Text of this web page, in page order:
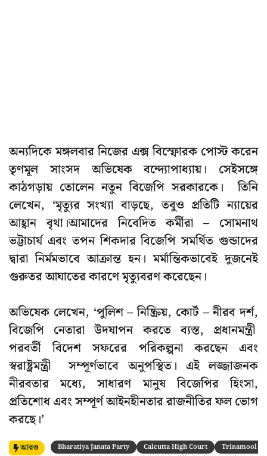
অন্যদিকে মঙ্গলবার নিজের এক্স বিস্ফোরক পোস্ট করেন
তৃণমূল সাংসদ অভিষেক বন্দ্যোপাধ্যায়। সেইসঙ্গে
কাঠগড়ায় তোলেন নতুন বিজেপি সরকারকে। তিনি
লেখেন, ‘মৃত্যুর সংখ্যা বাড়ছে, তবুও প্রতিটি ন্যায়ের
আহ্বান বৃথা।আমাদের নিবেদিত কর্মীরা – সোমনাথ
ভট্টাচার্য এবং তপন শিকদার বিজেপি সমর্থিত গুন্ডাদের
দ্বারা নির্মমভাবে আক্রান্ত হন। মর্মান্তিকভাবেই দুজনেই
গুরুতর আঘাতের কারণে মৃত্যুবরণ করেছেন।
অভিষেক লেখেন, ‘পুলিশ – নিষ্ক্রিয়, কোর্ট – নীরব দর্শ,
বিজেপি নেতারা উদযাপন করতে ব্যস্ত, প্রধানমন্ত্রী
পরবর্তী বিদেশ সফরের পরিকল্পনা করছেন এবং
স্বরাষ্ট্রমন্ত্রী সম্পূর্ণভাবে অনুপস্থিত। এই লজ্জাজনক
নীরবতার মধ্যে, সাধারণ মানুষ বিজেপির হিংসা,
প্রতিশোধ এবং সম্পূর্ণ আইনহীনতার রাজনীতির ফল ভোগ
করছে।’
আরও Bharatiya Janata Party Calcutta High Court Trinamool